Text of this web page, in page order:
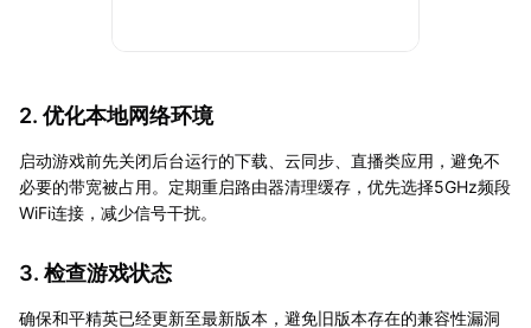
2. 优化本地网络环境
启动游戏前先关闭后台运行的下载、云同步、直播类应用，避免不
必要的带宽被占用。定期重启路由器清理缓存，优先选择5GHz频段
WiFi连接，减少信号干扰。
3. 检查游戏状态
确保和平精英已经更新至最新版本，避免旧版本存在的兼容性漏洞